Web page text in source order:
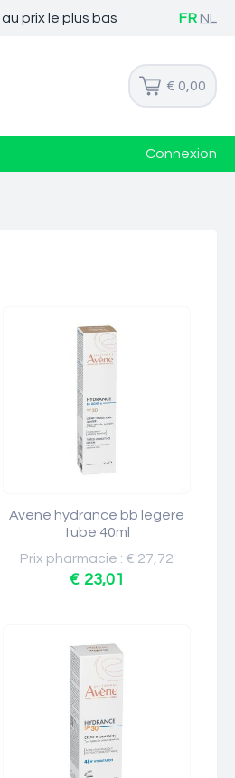
au prix le plus bas FR NL
€ 0,00
Connexion
Avene hydrance bb legere
tube 40ml
Prix pharmacie : € 27,72
€ 23,01